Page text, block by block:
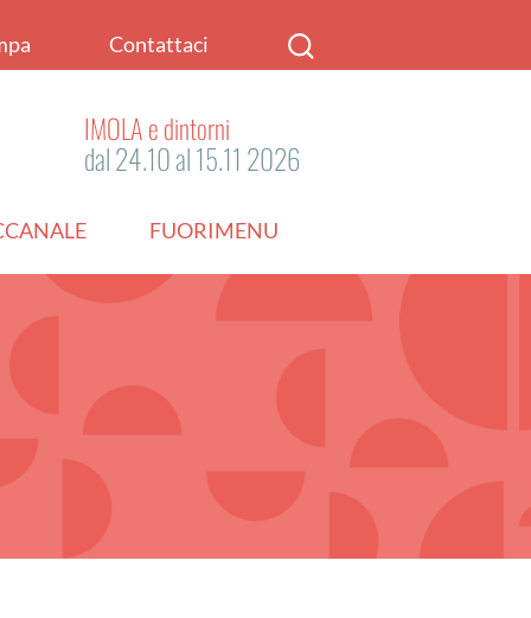
Contattaci
IMOLA e dintorni
dal 24.10 al 15.11 2026
FUORIMENU